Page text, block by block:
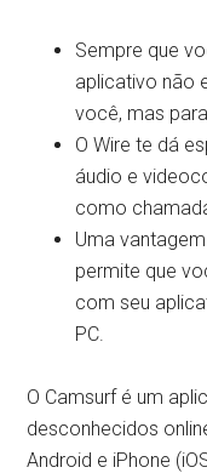
Sempre que
aplicativo não
você, mas
O Wire te dá
áudio e
como
Uma
permite que
com seu
PC.
O Camsurf é um
desconhecidos
Android e iPhone